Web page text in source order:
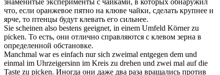
знаменитые эксперименты с чайками, в которых обнаружил
что, если оранжевое пятно на клюве чайки, сделать крупнее и
ярче, то птенцы будут клевать его сильнее.
Sie scheinen also bestens geeignet, in einem Umfeld Körner zu
picken. То есть, они отлично справляются с клевом зерна в
определенной обстановке.
Manchmal war es einfach nur sich zweimal entgegen dem und
einmal im Uhrzeigersinn im Kreis zu drehen und zwei mal auf die
Taste zu picken. Иногда они даже два раза вращались против